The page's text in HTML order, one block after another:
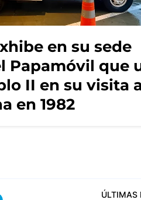
en su sede
Papamóvil que
II en su visita
en 1982
ÚLTIMAS